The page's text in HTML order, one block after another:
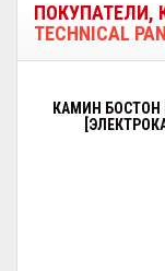
ПОКУПАТЕЛИ,
TECHNICAL
КАМИН БОСТОН